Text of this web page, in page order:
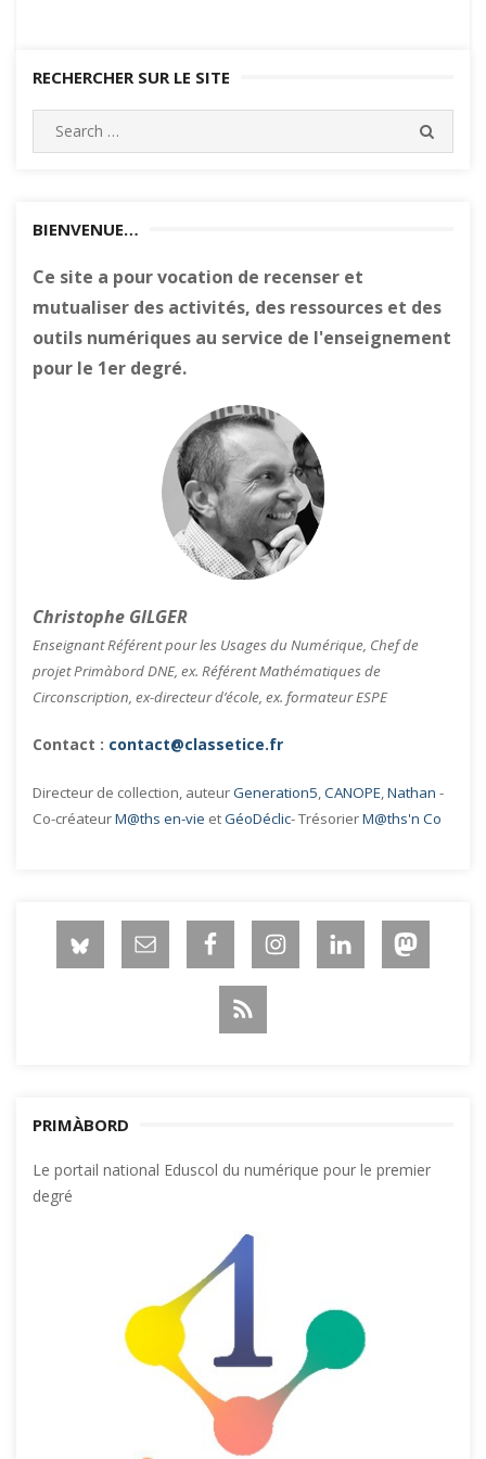
RECHERCHER SUR LE SITE
Search
for:
BIENVENUE…
Ce site a pour vocation de recenser et
mutualiser des activités, des ressources et des
outils numériques au service de l'enseignement
pour le 1er degré.
Christophe GILGER
Enseignant Référent pour les Usages du Numérique, Chef de
projet Primàbord DNE, ex. Référent Mathématiques de
Circonscription, ex-directeur d’école, ex. formateur ESPE
Contact : contact@classetice.fr
Directeur de collection, auteurGeneration5,CANOPE,Nathan -
Co-créateurM@ths en-vie etGéoDéclic- TrésorierM@ths'n Co
PRIMÀBORD
Le portail national Eduscol du numérique pour le premier
degré